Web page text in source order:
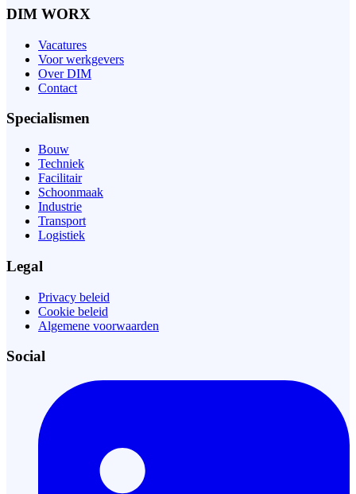
DIM WORX
Vacatures
Voor werkgevers
Over DIM
Contact
Specialismen
Bouw
Techniek
Facilitair
Schoonmaak
Industrie
Transport
Logistiek
Legal
Privacy beleid
Cookie beleid
Algemene voorwaarden
Social